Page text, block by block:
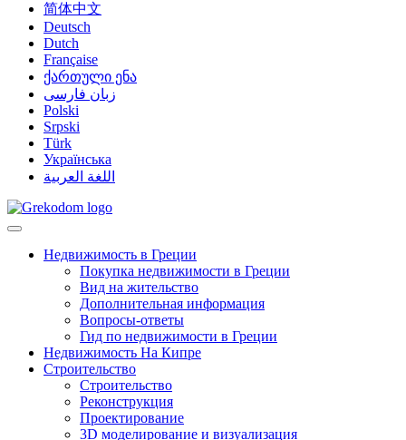
简体中文
Deutsch
Dutch
Française
ქართული ენა
زبان فارسی
Polski
Srpski
Türk
Українська
اللغة العربية
Недвижимость в Греции
Покупка недвижимости в Греции
Вид на жительство
Дополнительная информация
Вопросы-ответы
Гид по недвижимости в Греции
Недвижимость На Кипре
Строительство
Строительство
Реконструкция
Проектирование
3D моделирование и визуализация